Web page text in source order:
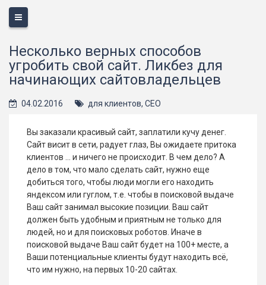
Меню
Несколько верных способов
угробить свой сайт. Ликбез для
начинающих сайтовладельцев
04.02.2016 для клиентов, СЕО
Вы заказали красивый сайт, заплатили кучу денег.
Сайт висит в сети, радует глаз, Вы ожидаете притока
клиентов ... и ничего не происходит. В чем дело? А
дело в том, что мало сделать сайт, нужно еще
добиться того, чтобы люди могли его находить
яндексом или гуглом, т.е. чтобы в поисковой выдаче
Ваш сайт занимал высокие позиции. Ваш сайт
должен быть удобным и приятным не только для
людей, но и для поисковых роботов. Иначе в
поисковой выдаче Ваш сайт будет на 100+ месте, а
Ваши потенциальные клиенты будут находить всё,
что им нужно, на первых 10-20 сайтах.